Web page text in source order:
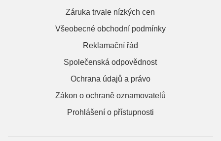
Záruka trvale nízkých cen
Všeobecné obchodní podmínky
Reklamační řád
Společenská odpovědnost
Ochrana údajů a právo
Zákon o ochraně oznamovatelů
Prohlášení o přístupnosti